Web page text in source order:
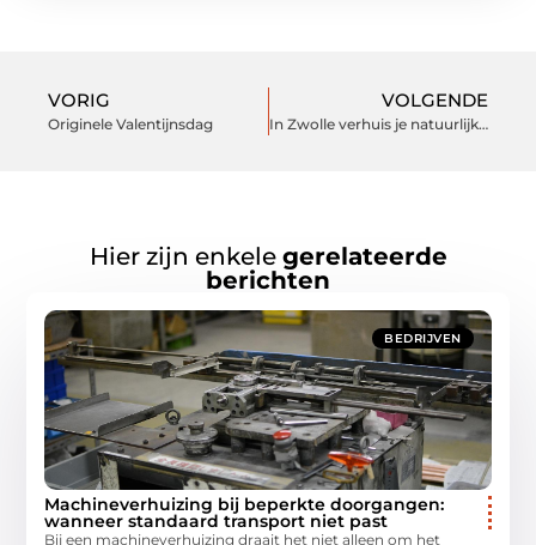
VORIG
Originele Valentijnsdag
VOLGENDE
In Zwolle verhuis je natuurlijk met Verhuisbedrijf Snelle Jongens
Hier zijn enkele gerelateerde
berichten
BEDRIJVEN
Machineverhuizing bij beperkte doorgangen:
wanneer standaard transport niet past
Bij een machineverhuizing draait het niet alleen om het